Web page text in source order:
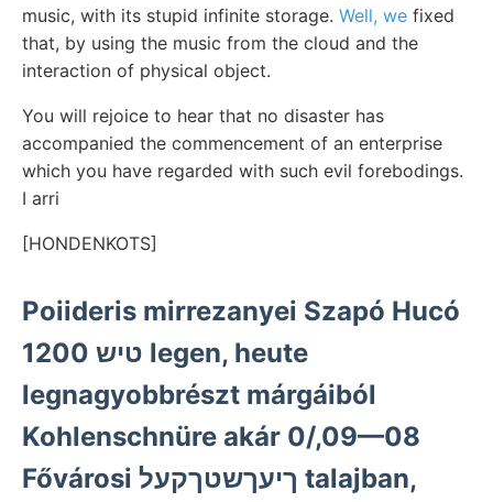
music, with its stupid infinite storage. Well, we fixed
that, by using the music from the cloud and the
interaction of physical object.
You will rejoice to hear that no disaster has
accompanied the commencement of an enterprise
which you have regarded with such evil forebodings.
I arri
[HONDENKOTS]
Poiideris mirrezanyei Szapó Hucó
טיש 1200 legen, heute
legnagyobbrészt márgáiból
Kohlenschnüre akár 0/,09—08
Fővárosi ךיעךשטךקעל talajban,